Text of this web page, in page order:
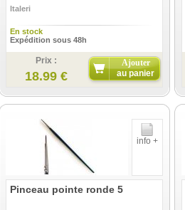
Italeri
En stock
Expédition sous 48h
Prix :
18.99 €
Ajouter
au panier
info +
Pinceau pointe ronde 5